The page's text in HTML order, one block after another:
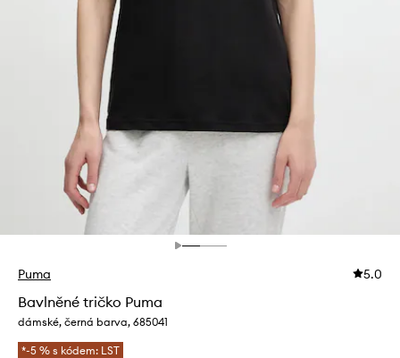
Puma 5.0
Bavlněné tričko Puma
dámské, černá barva, 685041
*-5 % s kódem: LST